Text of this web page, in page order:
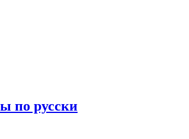
по русски